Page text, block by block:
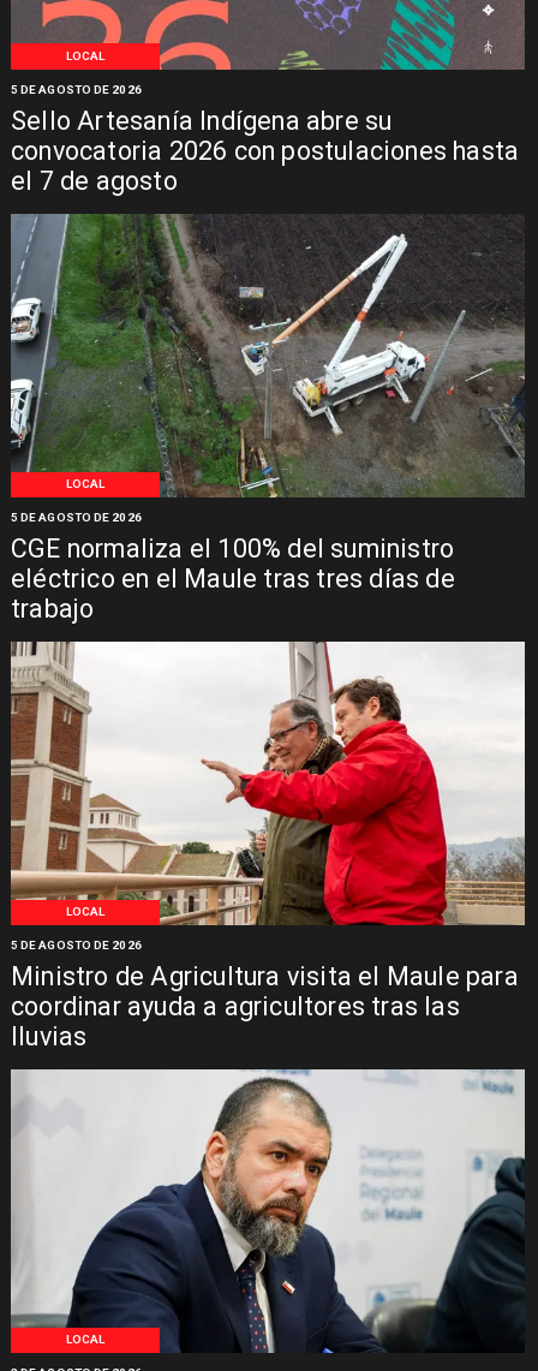
LOCAL
Sello Artesanía Indígena abre su
convocatoria 2026 con postulaciones hasta
el 7 de agosto
5 DE AGOSTO DE 2026
LOCAL
CGE normaliza el 100% del suministro
eléctrico en el Maule tras tres días de
trabajo
5 DE AGOSTO DE 2026
LOCAL
Ministro de Agricultura visita el Maule para
coordinar ayuda a agricultores tras las
lluvias
5 DE AGOSTO DE 2026
LOCAL